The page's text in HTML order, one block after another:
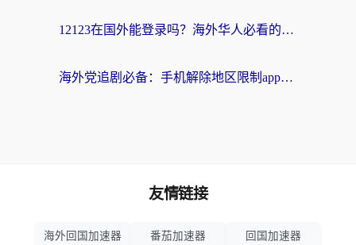
12123在国外能登录吗？海外华人必看的回国加速实用指南
海外党追剧必备：手机解除地区限制app怎么选？解决央视视频&国内剧地区限制全指南
友情链接
海外回国加速器 番茄加速器 回国加速器